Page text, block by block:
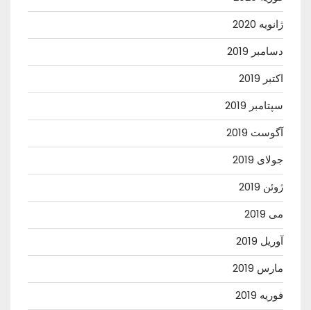
ژانویه 2020
دسامبر 2019
اکتبر 2019
سپتامبر 2019
آگوست 2019
جولای 2019
ژوئن 2019
می 2019
آوریل 2019
مارس 2019
فوریه 2019